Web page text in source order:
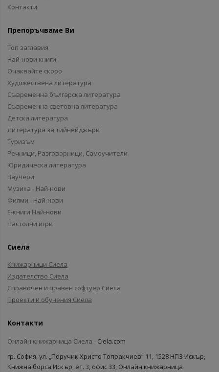
Контакти
Препоръчваме Ви
Топ заглавия
Най-нови книги
Очаквайте скоро
Художествена литература
Съвременна българска литература
Съвременна световна литература
Детска литература
Литература за тийнейджъри
Туризъм
Речници, Разговорници, Самоучители
Юридическа литература
Ваучери
Музика - Най-нови
Филми - Най-нови
Е-книги Най-нови
Настолни игри
Сиела
Книжарници Сиела
Издателство Сиела
Справочен и правен софтуер Сиела
Проекти и обучения Сиела
Контакти
Онлайн книжарница Сиела - Ciela.com
гр. София, ул. „Поручик Христо Топракчиев“ 11, 1528 НПЗ Искър,
Книжна борса Искър, ет. 3, офис 33, Онлайн книжарница